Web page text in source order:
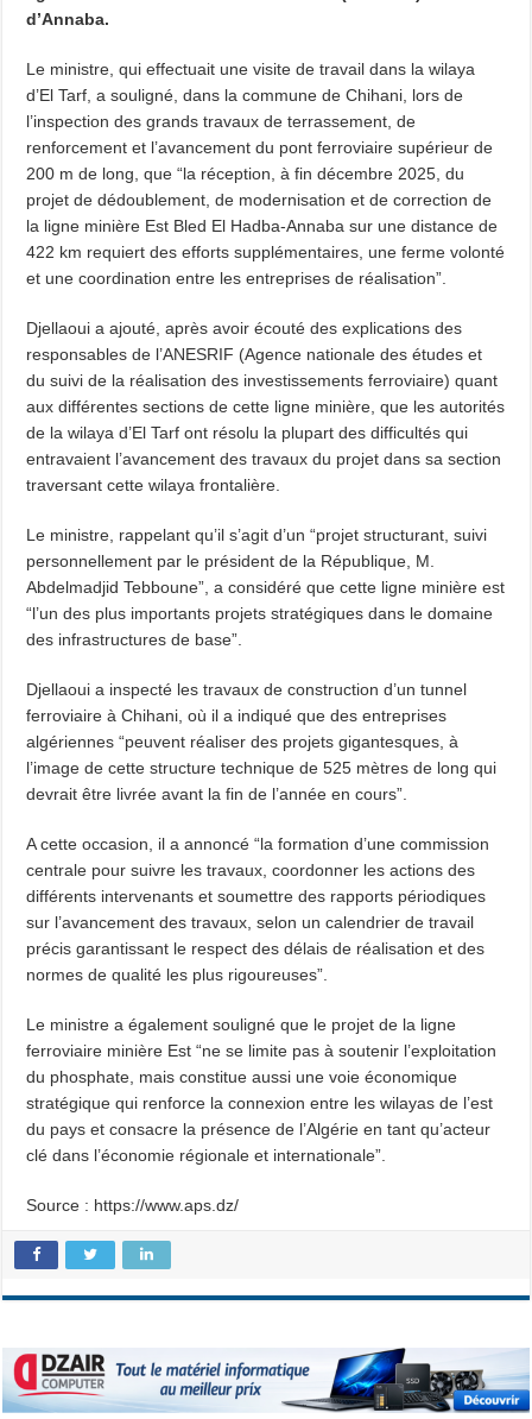
d’Annaba.
Le ministre, qui effectuait une visite de travail dans la wilaya
d’El Tarf, a souligné, dans la commune de Chihani, lors de
l’inspection des grands travaux de terrassement, de
renforcement et l’avancement du pont ferroviaire supérieur de
200 m de long, que “la réception, à fin décembre 2025, du
projet de dédoublement, de modernisation et de correction de
la ligne minière Est Bled El Hadba-Annaba sur une distance de
422 km requiert des efforts supplémentaires, une ferme volonté
et une coordination entre les entreprises de réalisation”.
Djellaoui a ajouté, après avoir écouté des explications des
responsables de l’ANESRIF (Agence nationale des études et
du suivi de la réalisation des investissements ferroviaire) quant
aux différentes sections de cette ligne minière, que les autorités
de la wilaya d’El Tarf ont résolu la plupart des difficultés qui
entravaient l’avancement des travaux du projet dans sa section
traversant cette wilaya frontalière.
Le ministre, rappelant qu’il s’agit d’un “projet structurant, suivi
personnellement par le président de la République, M.
Abdelmadjid Tebboune”, a considéré que cette ligne minière est
“l’un des plus importants projets stratégiques dans le domaine
des infrastructures de base”.
Djellaoui a inspecté les travaux de construction d’un tunnel
ferroviaire à Chihani, où il a indiqué que des entreprises
algériennes “peuvent réaliser des projets gigantesques, à
l’image de cette structure technique de 525 mètres de long qui
devrait être livrée avant la fin de l’année en cours”.
A cette occasion, il a annoncé “la formation d’une commission
centrale pour suivre les travaux, coordonner les actions des
différents intervenants et soumettre des rapports périodiques
sur l’avancement des travaux, selon un calendrier de travail
précis garantissant le respect des délais de réalisation et des
normes de qualité les plus rigoureuses”.
Le ministre a également souligné que le projet de la ligne
ferroviaire minière Est “ne se limite pas à soutenir l’exploitation
du phosphate, mais constitue aussi une voie économique
stratégique qui renforce la connexion entre les wilayas de l’est
du pays et consacre la présence de l’Algérie en tant qu’acteur
clé dans l’économie régionale et internationale”.
Source : https://www.aps.dz/